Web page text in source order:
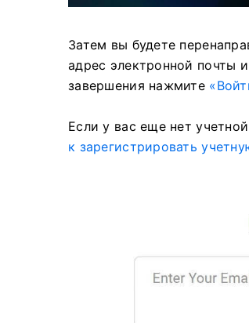
Затем вы будете
адрес электронной почты
завершения нажмите
Если у вас еще нет
к зарегистрировать